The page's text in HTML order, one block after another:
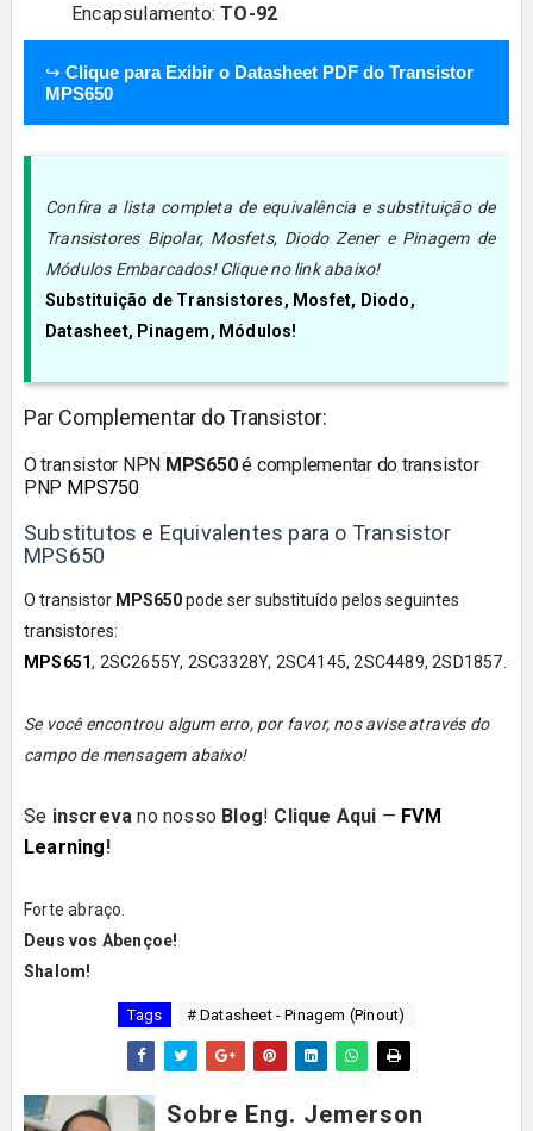
Encapsulamento:TO-92
↪ Clique para Exibir o Datasheet PDF do Transistor
MPS650
Confira a lista completa de equivalência e substituição de
Transistores Bipolar, Mosfets, Diodo Zener e Pinagem de
Módulos Embarcados! Clique no link abaixo!
Substituição de Transistores, Mosfet, Diodo,
Datasheet, Pinagem, Módulos!
Par Complementar do Transistor:
O transistor NPN MPS650écomplementar do transistor
PNP MPS750
Substitutos e Equivalentes para o Transistor
MPS650
O transistor MPS650pode ser substituído pelos seguintes
transistores:
MPS651, 2SC2655Y, 2SC3328Y, 2SC4145, 2SC4489, 2SD1857.
Se você encontrou algum erro, por favor, nos avise através do
campo de mensagem abaixo!
Se inscreva no nosso Blog! Clique Aqui — FVM
Learning!
Forte abraço.
Deus vos Abençoe!
Shalom!
Tags # Datasheet - Pinagem (Pinout)
Sobre Eng. Jemerson